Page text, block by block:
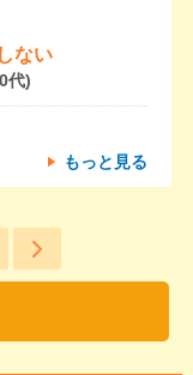
ない
代)
もっと見る